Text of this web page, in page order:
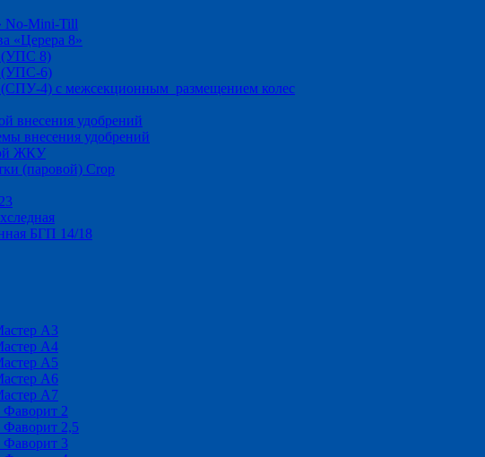
No-Mini-Till
«Церера 8»
(УПС 8)
(УПС-6)
4) с межсекционным размещением колес
внесения удобрений
внесения удобрений
ЖКУ
(паровой) Crop
БГП 14/18
А3
А4
А5
А6
А7
2
2,5
3